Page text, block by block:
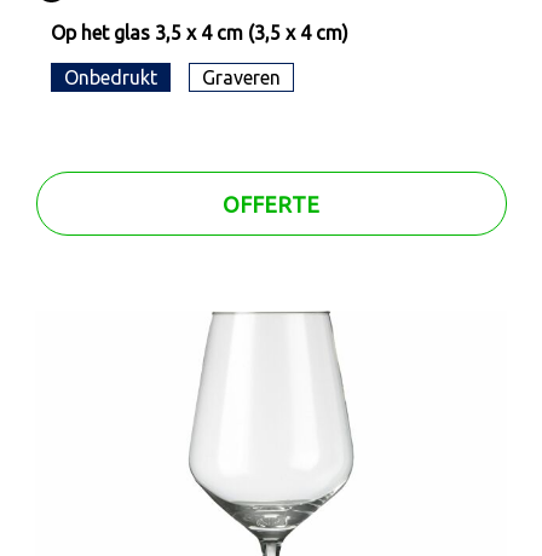
Op het glas 3,5 x 4 cm (3,5 x 4 cm)
Onbedrukt Graveren
OFFERTE